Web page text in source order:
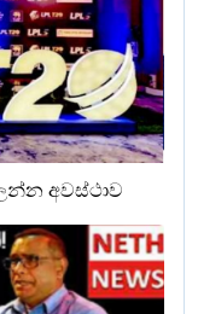
අවස්ථාව